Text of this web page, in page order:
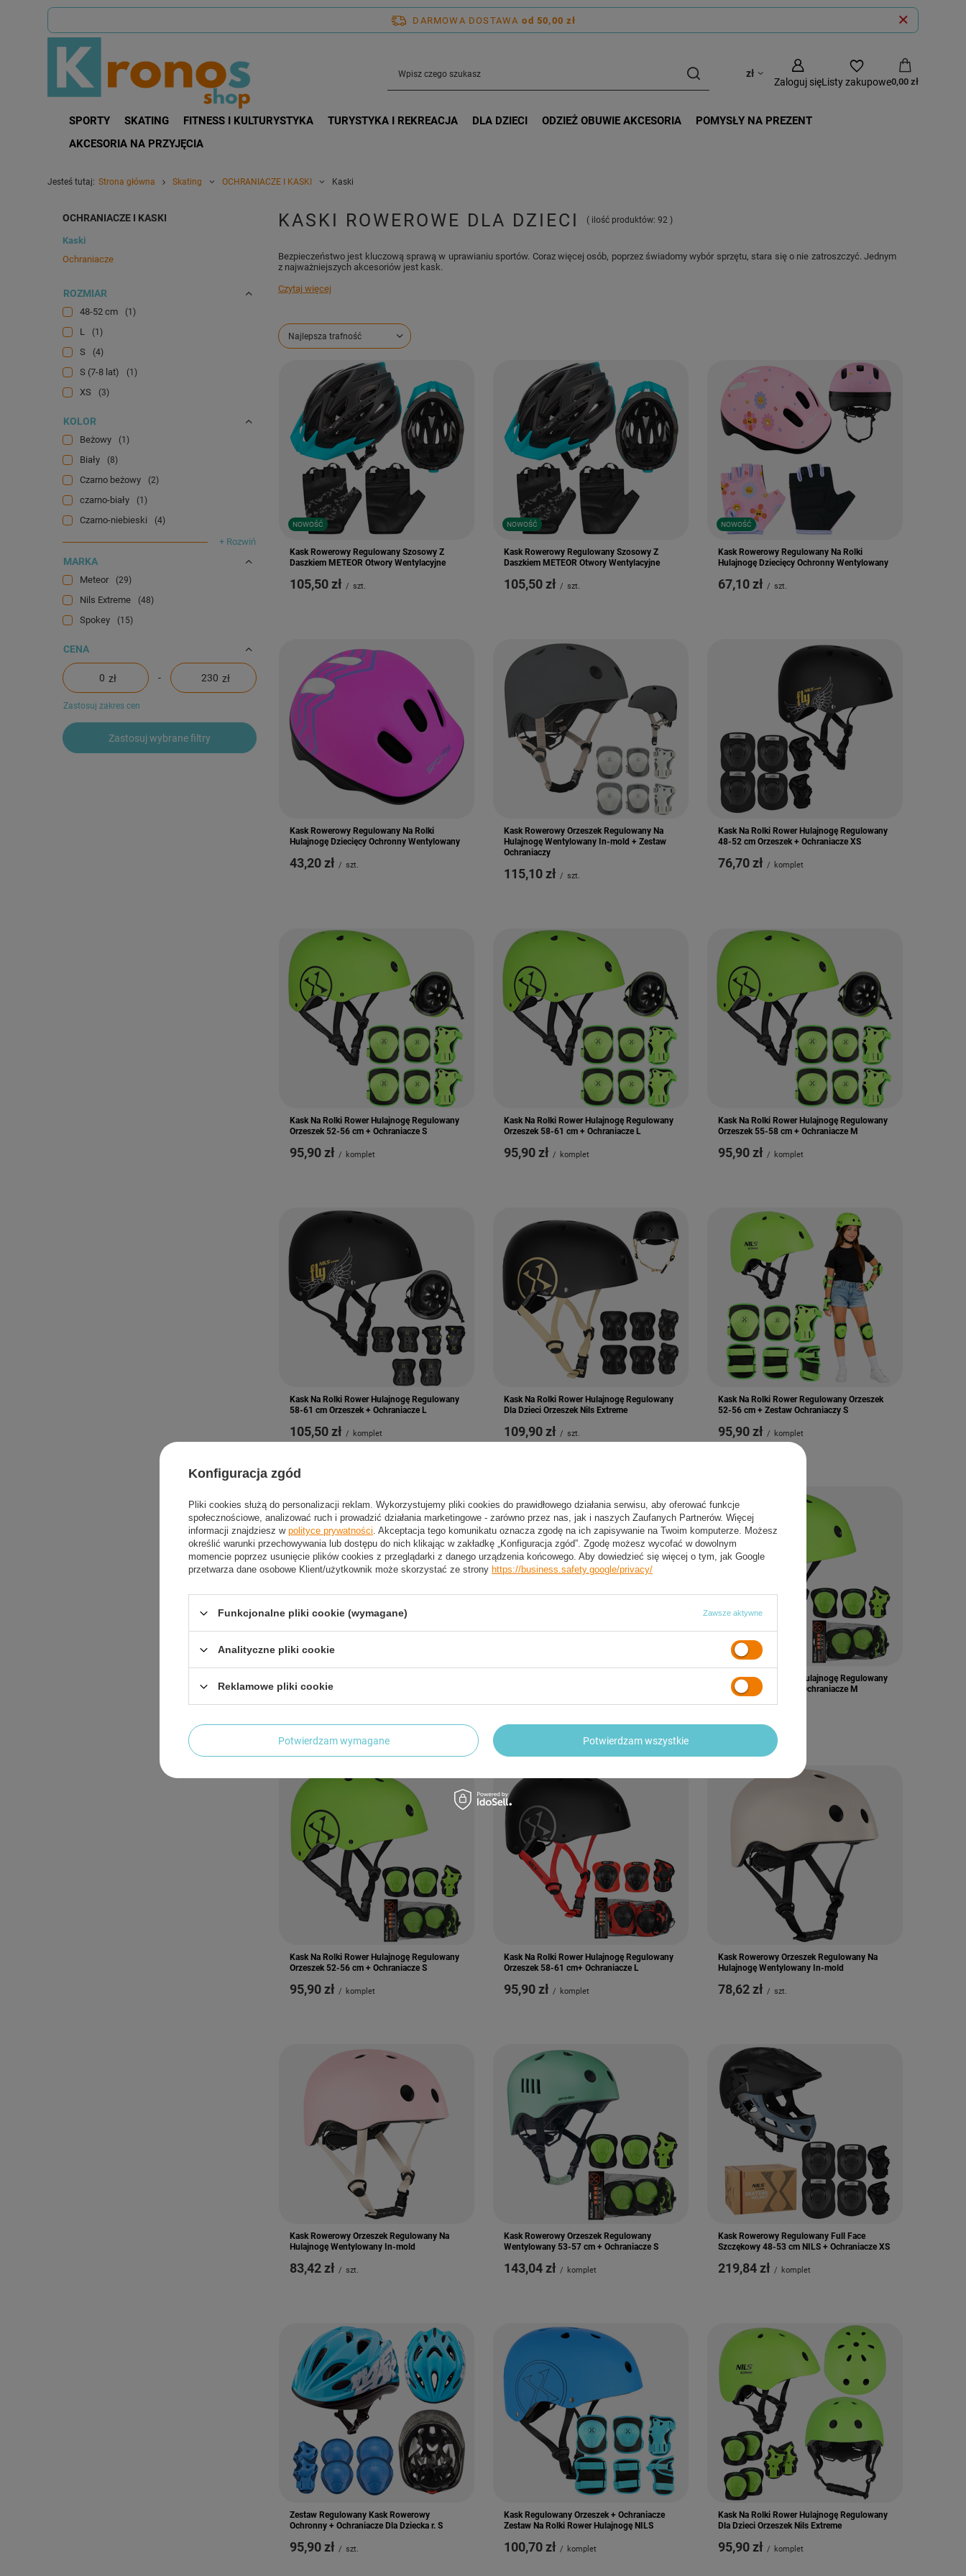
DARMOWA DOSTAWA od 50,00 zł
zł
Zaloguj sięListy zakupowe0,00 zł
SPORTY SKATING FITNESS I KULTURYSTYKA TURYSTYKA I REKREACJA DLA DZIECI ODZIEŻ OBUWIE AKCESORIA
POMYSŁY NA PREZENT
AKCESORIA NA PRZYJĘCIA
Jesteś tutaj: Strona główna Skating OCHRANIACZE I KASKI Kaski
OCHRANIACZE I KASKI
Kaski
Ochraniacze
ROZMIAR
48-52 cm 1
L 1
S 4
S (7-8 lat) 1
XS 3
KOLOR
Beżowy 1
Biały 8
Czarno beżowy 2
czarno-biały 1
Czarno-niebieski 4
+ Rozwiń
MARKA
Meteor 29
Nils Extreme 48
Spokey 15
CENA
zł - zł
Zastosuj zakres cen
Zastosuj wybrane filtry
KASKI ROWEROWE DLA DZIECI ( ilość produktów: 92 )
Bezpieczeństwo jest kluczową sprawą w uprawianiu sportów. Coraz więcej osób, poprzez świadomy wybór sprzętu, stara się o nie zatroszczyć. Jednym
z najważniejszych akcesoriów jest kask.
Czytaj więcej
Zmień sortowanie
Najlepsza trafność
NOWOŚĆ
Kask Rowerowy Regulowany Szosowy Z
Daszkiem METEOR Otwory Wentylacyjne
105,50 zł / szt.
NOWOŚĆ
Kask Rowerowy Regulowany Szosowy Z
Daszkiem METEOR Otwory Wentylacyjne
105,50 zł / szt.
NOWOŚĆ
Kask Rowerowy Regulowany Na Rolki
Hulajnogę Dziecięcy Ochronny Wentylowany
67,10 zł / szt.
Kask Rowerowy Regulowany Na Rolki
Hulajnogę Dziecięcy Ochronny Wentylowany
43,20 zł / szt.
Kask Rowerowy Orzeszek Regulowany Na
Hulajnogę Wentylowany In-mold + Zestaw
Ochraniaczy
115,10 zł / szt.
Kask Na Rolki Rower Hulajnogę Regulowany
48-52 cm Orzeszek + Ochraniacze XS
76,70 zł / komplet
Kask Na Rolki Rower Hulajnogę Regulowany
Orzeszek 52-56 cm + Ochraniacze S
95,90 zł / komplet
Kask Na Rolki Rower Hulajnogę Regulowany
Orzeszek 58-61 cm + Ochraniacze L
95,90 zł / komplet
Kask Na Rolki Rower Hulajnogę Regulowany
Orzeszek 55-58 cm + Ochraniacze M
95,90 zł / komplet
Kask Na Rolki Rower Hulajnogę Regulowany
58-61 cm Orzeszek + Ochraniacze L
105,50 zł / komplet
Kask Na Rolki Rower Hulajnogę Regulowany
Dla Dzieci Orzeszek Nils Extreme
109,90 zł / szt.
Kask Na Rolki Rower Regulowany Orzeszek
52-56 cm + Zestaw Ochraniaczy S
95,90 zł / komplet
Hulajnogę Wentylowany In-mold
Kask Na Rolki Rower Hulajnogę Regulowany
Orzeszek 55-58 cm + Ochraniacze M
Kask Na Rolki Rower Hulajnogę Regulowany
Orzeszek 52-56 cm + Ochraniacze S
95,90 zł / komplet
Kask Na Rolki Rower Hulajnogę Regulowany
Orzeszek 58-61 cm+ Ochraniacze L
95,90 zł / komplet
Kask Rowerowy Orzeszek Regulowany Na
Hulajnogę Wentylowany In-mold
78,62 zł / szt.
Kask Rowerowy Orzeszek Regulowany Na
Hulajnogę Wentylowany In-mold
83,42 zł / szt.
Kask Rowerowy Orzeszek Regulowany
Wentylowany 53-57 cm + Ochraniacze S
143,04 zł / komplet
Kask Rowerowy Regulowany Full Face
Szczękowy 48-53 cm NILS + Ochraniacze XS
219,84 zł / komplet
Zestaw Regulowany Kask Rowerowy
Ochronny + Ochraniacze Dla Dziecka r. S
95,90 zł / szt.
Kask Regulowany Orzeszek + Ochraniacze
Zestaw Na Rolki Rower Hulajnogę NILS
100,70 zł / komplet
Kask Na Rolki Rower Hulajnogę Regulowany
Dla Dzieci Orzeszek Nils Extreme
95,90 zł / komplet
Konfiguracja zgód
Pliki cookies służą do personalizacji reklam. Wykorzystujemy pliki cookies do prawidłowego działania serwisu, aby oferować funkcje
społecznościowe, analizować ruch i prowadzić działania marketingowe - zarówno przez nas, jak i naszych Zaufanych Partnerów. Więcej
informacji znajdziesz w polityce prywatności. Akceptacja tego komunikatu oznacza zgodę na ich zapisywanie na Twoim komputerze. Możesz
określić warunki przechowywania lub dostępu do nich klikając w zakładkę „Konfiguracja zgód”. Zgodę możesz wycofać w dowolnym
momencie poprzez usunięcie plików cookies z przeglądarki z danego urządzenia końcowego. Aby dowiedzieć się więcej o tym, jak Google
przetwarza dane osobowe Klient/użytkownik może skorzystać ze strony https://business.safety.google/privacy/
Funkcjonalne pliki cookie (wymagane) Zawsze aktywne
Analityczne pliki cookie
Reklamowe pliki cookie
Potwierdzam wymagane Potwierdzam wszystkie